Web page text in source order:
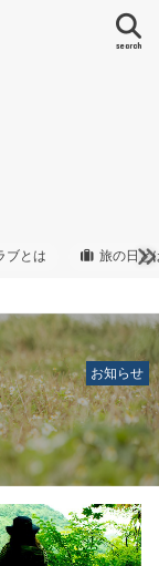
search
ブとは 旅の日と
お知らせ